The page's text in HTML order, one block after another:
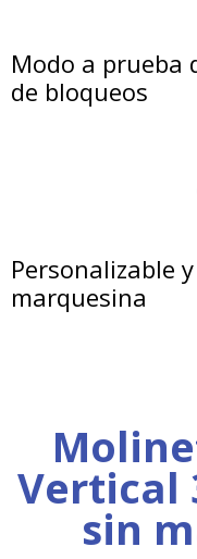
Modo a prueba
de bloqueos
Personalizable
marquesina
Vertical
sin